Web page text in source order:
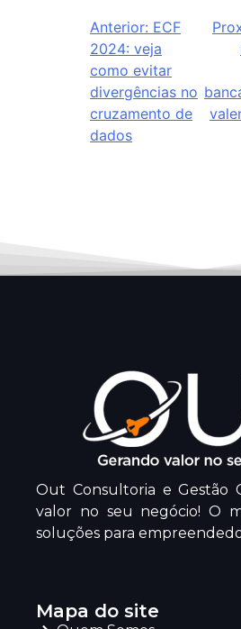
Anterior: ECF
2024: veja
como evitar
divergências no
cruzamento de
dados
Out Consultoria e Gestão
valor no seu negócio! O
soluções para
Mapa do site